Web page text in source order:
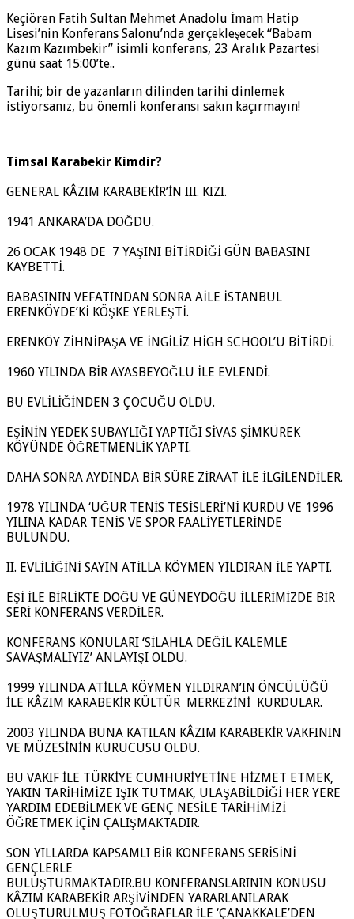
Keçiören Fatih Sultan Mehmet Anadolu İmam Hatip
Lisesi’nin Konferans Salonu’nda gerçekleşecek “Babam
Kazım Kazımbekir” isimli konferans, 23 Aralık Pazartesi
günü saat 15:00’te..
Tarihi; bir de yazanların dilinden tarihi dinlemek
istiyorsanız, bu önemli konferansı sakın kaçırmayın!
Timsal Karabekir Kimdir?
GENERAL KÂZIM KARABEKİR’İN III. KIZI.
1941 ANKARA’DA DOĞDU.
26 OCAK 1948 DE 7 YAŞINI BİTİRDİĞİ GÜN BABASINI
KAYBETTİ.
BABASININ VEFATINDAN SONRA AİLE İSTANBUL
ERENKÖYDE’Kİ KÖŞKE YERLEŞTİ.
ERENKÖY ZİHNİPAŞA VE İNGİLİZ HİGH SCHOOL’U BİTİRDİ.
1960 YILINDA BİR AYASBEYOĞLU İLE EVLENDİ.
BU EVLİLİĞİNDEN 3 ÇOCUĞU OLDU.
EŞİNİN YEDEK SUBAYLIĞI YAPTIĞI SİVAS ŞİMKÜREK
KÖYÜNDE ÖĞRETMENLİK YAPTI.
DAHA SONRA AYDINDA BİR SÜRE ZİRAAT İLE İLGİLENDİLER.
1978 YILINDA ‘UĞUR TENİS TESİSLERİ’Nİ KURDU VE 1996
YILINA KADAR TENİS VE SPOR FAALİYETLERİNDE
BULUNDU.
II. EVLİLİĞİNİ SAYIN ATİLLA KÖYMEN YILDIRAN İLE YAPTI.
EŞİ İLE BİRLİKTE DOĞU VE GÜNEYDOĞU İLLERİMİZDE BİR
SERİ KONFERANS VERDİLER.
KONFERANS KONULARI ‘SİLAHLA DEĞİL KALEMLE
SAVAŞMALIYIZ’ ANLAYIŞI OLDU.
1999 YILINDA ATİLLA KÖYMEN YILDIRAN’IN ÖNCÜLÜĞÜ
İLE KÂZIM KARABEKİR KÜLTÜR MERKEZİNİ KURDULAR.
2003 YILINDA BUNA KATILAN KÂZIM KARABEKİR VAKFININ
VE MÜZESİNİN KURUCUSU OLDU.
BU VAKIF İLE TÜRKİYE CUMHURİYETİNE HİZMET ETMEK,
YAKIN TARİHİMİZE IŞIK TUTMAK, ULAŞABİLDİĞİ HER YERE
YARDIM EDEBİLMEK VE GENÇ NESİLE TARİHİMİZİ
ÖĞRETMEK İÇİN ÇALIŞMAKTADIR.
SON YILLARDA KAPSAMLI BİR KONFERANS SERİSİNİ
GENÇLERLE
BULUŞTURMAKTADIR.BU KONFERANSLARININ KONUSU
KÂZIM KARABEKİR ARŞİVİNDEN YARARLANILARAK
OLUŞTURULMUŞ FOTOĞRAFLAR İLE ‘ÇANAKKALE’DEN